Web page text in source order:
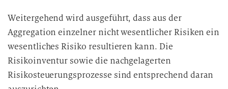
a
e
n
v
e
Weitergehend wird ausgeführt, dass aus der
Aggregation einzelner nicht wesentlicher Risiken ein
wesentliches Risiko resultieren kann. Die
Risikoinventur sowie die nachgelagerten
Risikosteuerungsprozesse sind entsprechend daran